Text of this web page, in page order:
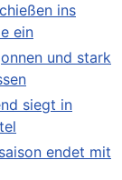
ins
ein
und stark
siegt in
endet mit